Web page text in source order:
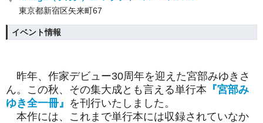
東京都新宿区矢来町67
イベント情報
昨年、作家デビュー30周年を迎えた宮部みゆきさ
ん。この秋、その集大成とも言える単行本 『宮部み
ゆき全一冊』 を刊行いたしました。
本作には、これまで単行本には収録されていなか